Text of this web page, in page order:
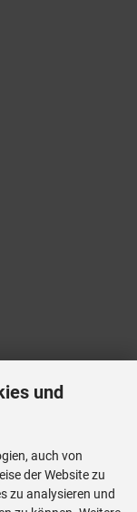
und
auch von
der Website zu
zu analysieren und